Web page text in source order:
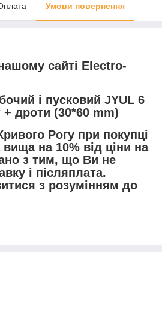
Умови повернення
сайті Electro-
і пусковий JYUL 6
дроти (30*60 mm)
Рогу при покупці
на 10% від ціни на
з тим, що Ви не
і післяплата.
з розумінням до